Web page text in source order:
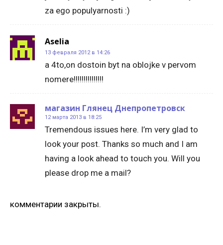
za ego populyarnosti :)
Aselia
13 февраля 2012 в 14:26
a 4to,on dostoin byt na oblojke v pervom
nomere!!!!!!!!!!!!!!!
магазин Глянец Днепропетровск
12 марта 2013 в 18:25
Tremendous issues here. I’m very glad to
look your post. Thanks so much and I am
having a look ahead to touch you. Will you
please drop me a mail?
комментарии закрыты.